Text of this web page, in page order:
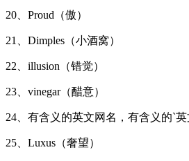
20、Proud（傲）
21、Dimples（小酒窝）
22、illusion（错觉）
23、vinegar（醋意）
24、有含义的英文网名，有含义的`
25、Luxus（奢望）